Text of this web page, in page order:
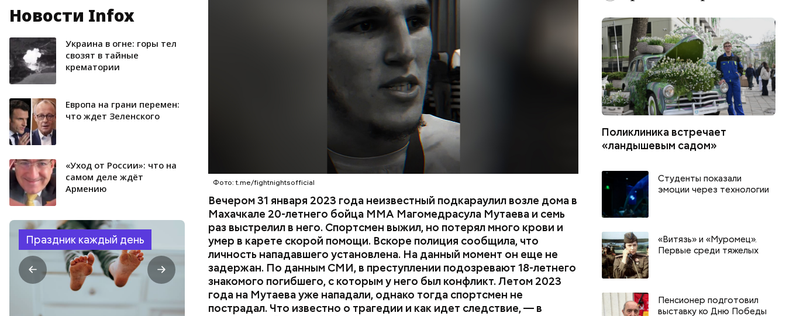
Новости Infox
Украина в огне: горы тел
свозят в тайные
крематории
Европа на грани перемен:
что ждет Зеленского
«Уход от России»: что на
самом деле ждёт
Армению
Праздник каждый день
Фото: t.me/fightnightsofficial
Вечером 31 января 2023 года неизвестный подкараулил возле дома в
Махачкале 20-летнего бойца ММА Магомедрасула Мутаева и семь
раз выстрелил в него. Спортсмен выжил, но потерял много крови и
умер в карете скорой помощи. Вскоре полиция сообщила, что
личность нападавшего установлена. На данный момент он еще не
задержан. По данным СМИ, в преступлении подозревают 18-летнего
знакомого погибшего, с которым у него был конфликт. Летом 2023
года на Мутаева уже нападали, однако тогда спортсмен не
пострадал. Что известно о трагедии и как идет следствие, — в
Вечером 31 января Мутаев возвращался домой с тренировки. Во дворе
жилого дома на улице Гапцахской в Махачкале на бойца напал
неизвестный. Он выскочил из подъезда, выстрелил в спортсмена не
менее семи раз и скрылся. Очевидцы трагедии вызвали полицию и
скорую помощь, однако врачи оказались бессильны — пострадавший
ММА
СМЕРТЬ
Поликлиника встречает
«ландышевым садом»
Студенты показали
эмоции через технологии
«Витязь» и «Муромец».
Первые среди тяжелых
Пенсионер подготовил
выставку ко Дню Победы